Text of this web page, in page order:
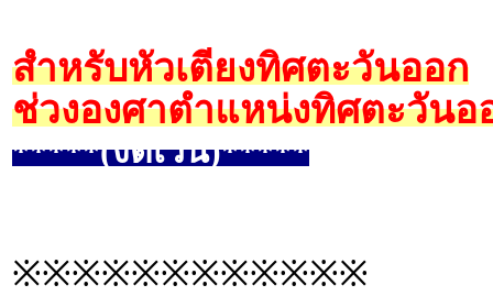
สำหรับหัวเตียงทิศตะวันออก
ช่วงองศาตำแหน่งทิศตะวันอ
*****(งดเว้น)*****
※※※※※※※※※※※※